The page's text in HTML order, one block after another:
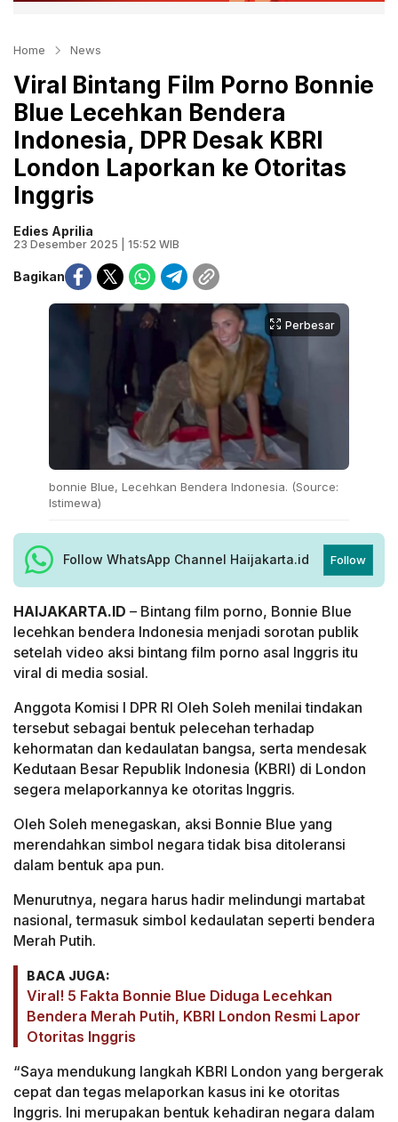
Home News
Viral Bintang Film Porno Bonnie
Blue Lecehkan Bendera
Indonesia, DPR Desak KBRI
London Laporkan ke Otoritas
Inggris
Edies Aprilia
23 Desember 2025 | 15:52 WIB
Bagikan
Perbesar
bonnie Blue, Lecehkan Bendera Indonesia. (Source:
Istimewa)
Follow WhatsApp Channel Haijakarta.id Follow
HAIJAKARTA.ID – Bintang film porno, Bonnie Blue
lecehkan bendera Indonesia menjadi sorotan publik
setelah video aksi bintang film porno asal Inggris itu
viral di media sosial.
Anggota Komisi I DPR RI Oleh Soleh menilai tindakan
tersebut sebagai bentuk pelecehan terhadap
kehormatan dan kedaulatan bangsa, serta mendesak
Kedutaan Besar Republik Indonesia (KBRI) di London
segera melaporkannya ke otoritas Inggris.
Oleh Soleh menegaskan, aksi Bonnie Blue yang
merendahkan simbol negara tidak bisa ditoleransi
dalam bentuk apa pun.
Menurutnya, negara harus hadir melindungi martabat
nasional, termasuk simbol kedaulatan seperti bendera
Merah Putih.
BACA JUGA:
Viral! 5 Fakta Bonnie Blue Diduga Lecehkan
Bendera Merah Putih, KBRI London Resmi Lapor
Otoritas Inggris
“Saya mendukung langkah KBRI London yang bergerak
cepat dan tegas melaporkan kasus ini ke otoritas
Inggris. Ini merupakan bentuk kehadiran negara dalam